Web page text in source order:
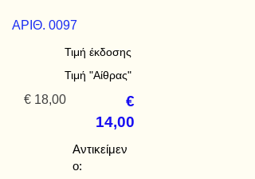
ΑΡΙΘ. 0097
Τιμή έκδοσης
Τιμή "Αίθρας"
€ 18,00
€
14,00
Αντικείμεν
ο: